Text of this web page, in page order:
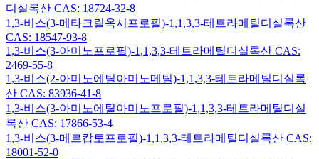
디실록산 CAS: 18724-32-8
1,3-비스(3-메타크릴옥시프로필)-1,1,3,3-테트라메틸디실록산
CAS: 18547-93-8
1,3-비스(3-아미노프로필)-1,1,3,3-테트라메틸디실록산 CAS:
2469-55-8
1,3-비스(2-아미노에틸아미노메틸)-1,1,3,3-테트라메틸디실록
산 CAS: 83936-41-8
1,3-비스(3-아미노에틸아미노프로필)-1,1,3,3-테트라메틸디실
록산 CAS: 17866-53-4
1,3-비스(3-메르캅토프로필)-1,1,3,3-테트라메틸디실록산 CAS:
18001-52-0